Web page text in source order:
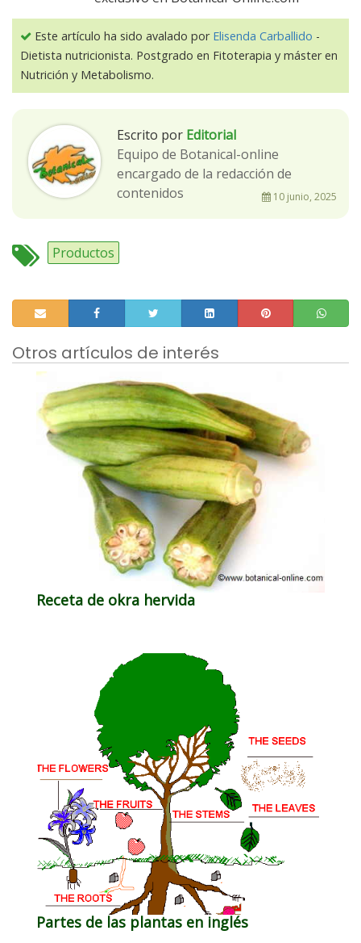
Este artículo ha sido avalado por Elisenda Carballido -
Dietista nutricionista. Postgrado en Fitoterapia y máster en
Nutrición y Metabolismo.
Escrito por Editorial
Equipo de Botanical-online
encargado de la redacción de
contenidos
10 junio, 2025
Productos
Otros artículos de interés
Receta de okra hervida
Partes de las plantas en inglés